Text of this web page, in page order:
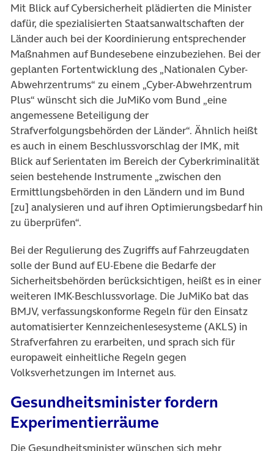
Mit Blick auf Cybersicherheit plädierten die Minister
dafür, die spezialisierten Staatsanwaltschaften der
Länder auch bei der Koordinierung entsprechender
Maßnahmen auf Bundesebene einzubeziehen. Bei der
geplanten Fortentwicklung des „Nationalen Cyber-
Abwehrzentrums“ zu einem „Cyber-Abwehrzentrum
Plus“ wünscht sich die JuMiKo vom Bund „eine
angemessene Beteiligung der
Strafverfolgungsbehörden der Länder“. Ähnlich heißt
es auch in einem Beschlussvorschlag der IMK, mit
Blick auf Serientaten im Bereich der Cyberkriminalität
seien bestehende Instrumente „zwischen den
Ermittlungsbehörden in den Ländern und im Bund
[zu] analysieren und auf ihren Optimierungsbedarf hin
zu überprüfen“.
Bei der Regulierung des Zugriffs auf Fahrzeugdaten
solle der Bund auf EU-Ebene die Bedarfe der
Sicherheitsbehörden berücksichtigen, heißt es in einer
weiteren IMK-Beschlussvorlage. Die JuMiKo bat das
BMJV, verfassungskonforme Regeln für den Einsatz
automatisierter Kennzeichenlesesysteme (AKLS) in
Strafverfahren zu erarbeiten, und sprach sich für
europaweit einheitliche Regeln gegen
Volksverhetzungen im Internet aus.
Gesundheitsminister fordern
Experimentierräume
Die Gesundheitsminister wünschen sich mehr